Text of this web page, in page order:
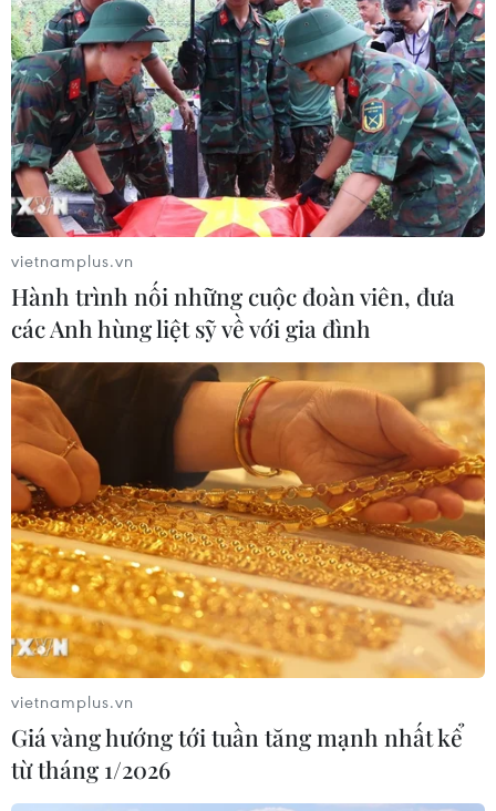
vietnamplus.vn
Hành trình nối những cuộc đoàn viên, đưa
các Anh hùng liệt sỹ về với gia đình
vietnamplus.vn
Giá vàng hướng tới tuần tăng mạnh nhất kể
từ tháng 1/2026